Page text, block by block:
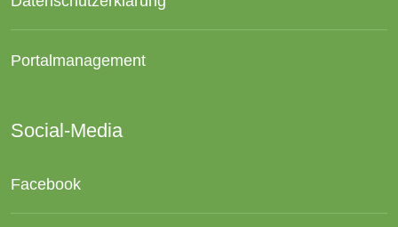
Portalmanagement
Social-Media
Facebook